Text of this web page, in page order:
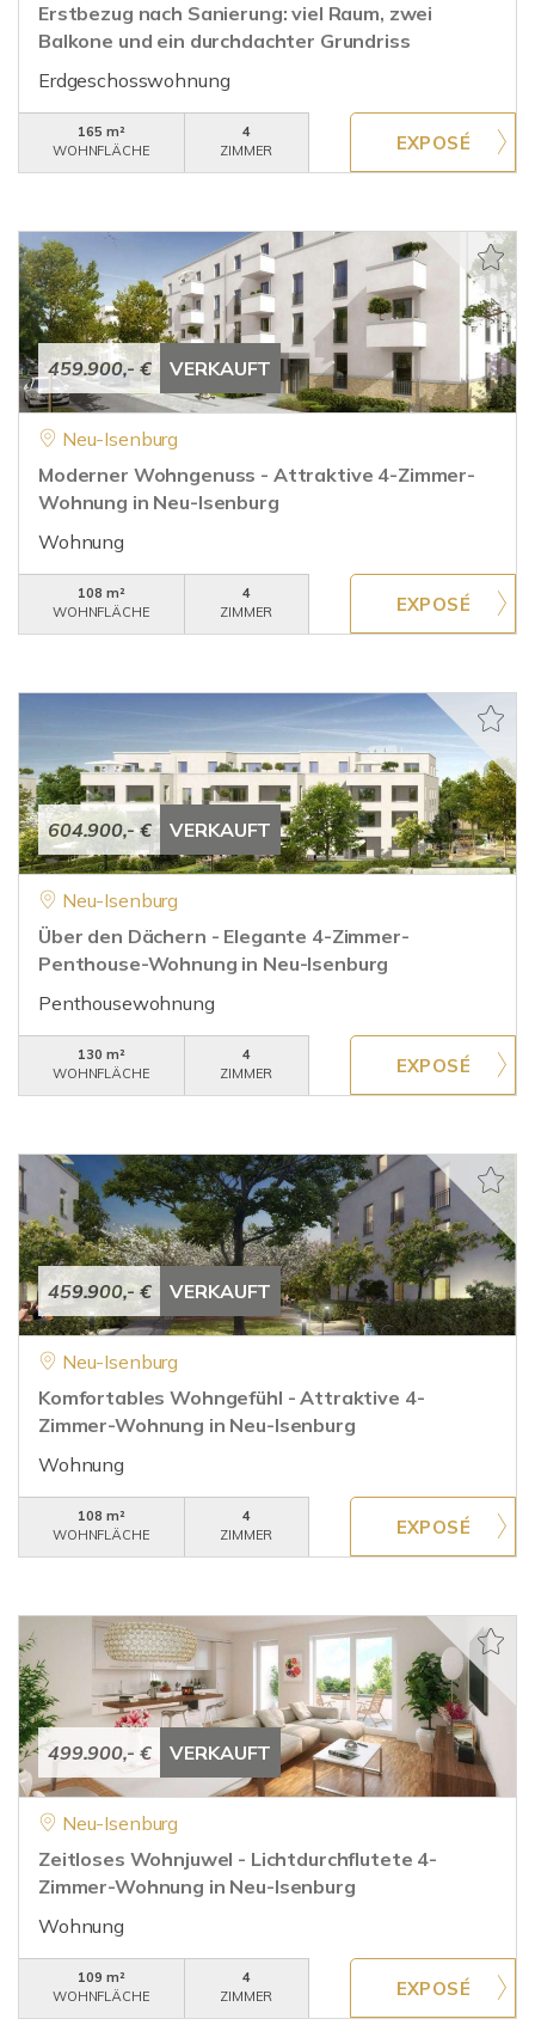
Erstbezug nach Sanierung: viel Raum, zwei
Balkone und ein durchdachter Grundriss
Erdgeschosswohnung
165 m²
WOHNFLÄCHE
4
ZIMMER
459.900,- € VERKAUFT
Neu-Isenburg
Moderner Wohngenuss - Attraktive 4-Zimmer-
Wohnung in Neu-Isenburg
Wohnung
108 m²
WOHNFLÄCHE
4
ZIMMER
604.900,- € VERKAUFT
Neu-Isenburg
Über den Dächern - Elegante 4-Zimmer-
Penthouse-Wohnung in Neu-Isenburg
Penthousewohnung
130 m²
WOHNFLÄCHE
4
ZIMMER
459.900,- € VERKAUFT
Neu-Isenburg
Komfortables Wohngefühl - Attraktive 4-
Zimmer-Wohnung in Neu-Isenburg
Wohnung
108 m²
WOHNFLÄCHE
4
ZIMMER
499.900,- € VERKAUFT
Neu-Isenburg
Zeitloses Wohnjuwel - Lichtdurchflutete 4-
Zimmer-Wohnung in Neu-Isenburg
Wohnung
109 m²
WOHNFLÄCHE
4
ZIMMER